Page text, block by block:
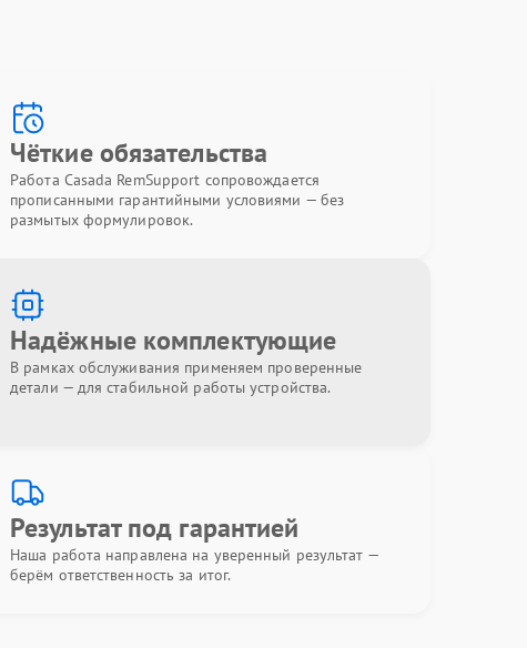
Чёткие обязательства
Работа Casada RemSupport сопровождается
прописанными гарантийными условиями — без
размытых формулировок.
Надёжные комплектующие
В рамках обслуживания применяем проверенные
детали — для стабильной работы устройства.
Результат под гарантией
Наша работа направлена на уверенный результат —
берём ответственность за итог.